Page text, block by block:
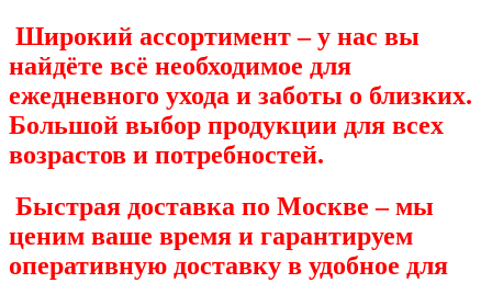
Широкий ассортимент– у нас вы
найдёте всё необходимое для
ежедневного ухода и заботы о близких.
Большой выбор продукции для всех
возрастов и потребностей.
Быстрая доставка по Москве – мы
ценим ваше время и гарантируем
оперативную доставку в удобное для